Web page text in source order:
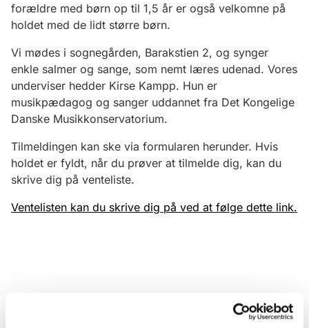
forældre med børn op til 1,5 år er også velkomne på
holdet med de lidt større børn.
Vi mødes i sognegården, Barakstien 2, og synger
enkle salmer og sange, som nemt læres udenad. Vores
underviser hedder Kirse Kampp. Hun er
musikpædagog og sanger uddannet fra Det Kongelige
Danske Musikkonservatorium.
Tilmeldingen kan ske via formularen herunder. Hvis
holdet er fyldt, når du prøver at tilmelde dig, kan du
skrive dig på venteliste.
Ventelisten kan du skrive dig på ved at følge dette link.